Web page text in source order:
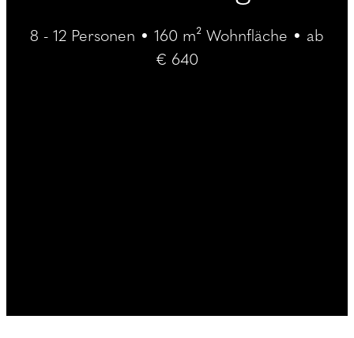
----
8 - 12 Personen • 160 m² Wohnfläche • ab
€ 640